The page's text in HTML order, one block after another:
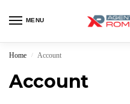
MENU
Home / Account
Account